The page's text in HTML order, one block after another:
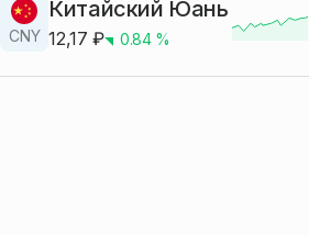
CNY
Китайский Юань
12,17 ₽ 0.84%